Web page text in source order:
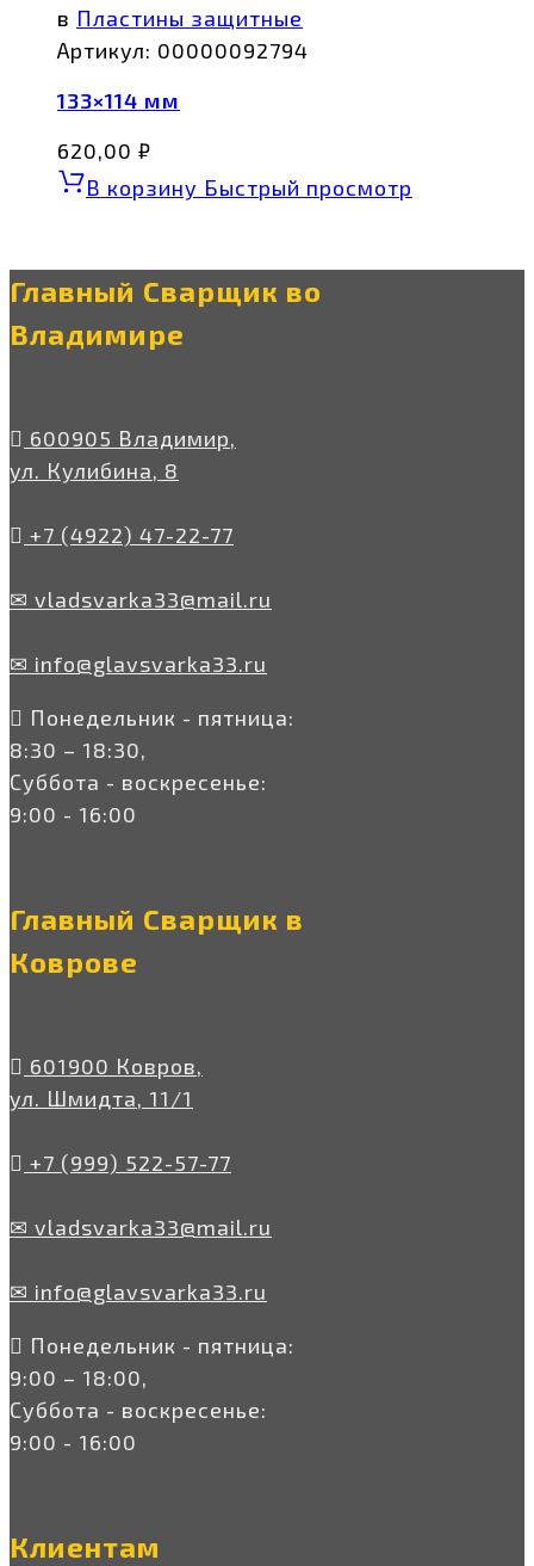
в Пластины защитные
Артикул: 00000092794
133×114 мм
620,00 ₽
В корзину Быстрый просмотр
Главный Сварщик во
Владимире
600905 Владимир,
ул. Кулибина, 8
+7 (4922) 47-22-77
✉ vladsvarka33@mail.ru
✉ info@glavsvarka33.ru
Понедельник - пятница:
8:30 – 18:30,
Суббота - воскресенье:
9:00 - 16:00
Главный Сварщик в
Коврове
601900 Ковров,
ул. Шмидта, 11/1
+7 (999) 522-57-77
✉ vladsvarka33@mail.ru
✉ info@glavsvarka33.ru
Понедельник - пятница:
9:00 – 18:00,
Суббота - воскресенье:
9:00 - 16:00
Клиентам